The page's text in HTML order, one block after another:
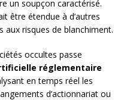
un soupçon caractérisé.
être étendue à d’autres
aux risques de blanchiment.
occultes passe
réglementaire
en temps réel les
d’actionnariat ou